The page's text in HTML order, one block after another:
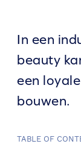
In een
beauty
een
bouwen.
TABLE OF